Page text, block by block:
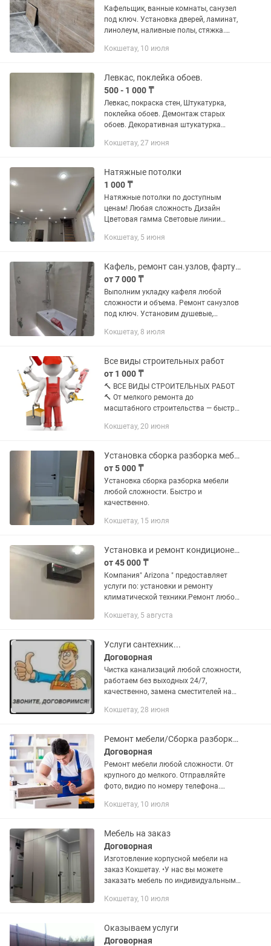
Кафельщик, ванные комнаты, санузел
под ключ. Установка дверей, ламинат,
линолеум, наливные полы, стяжка.
шумоизоляция полов, стен и потолков.
Кокшетау, 10 июля
Левкас, поклейка обоев.
500 - 1 000 ₸
Левкас, покраска стен, Штукатурка,
поклейка обоев. Демонтаж старых
обоев. Декоративная штукатурка
цементная, эпоксидная) Ремонт в
Кокшетау, 27 июня
Натяжные потолки
1 000 ₸
Натяжные потолки по доступным
ценам! Любая сложность Дизайн
Цветовая гамма Световые линии
Выведение и размещение световых
делаем...
Кокшетау, 5 июня
Кафель, ремонт сан.узлов, фартук, тв.зона
от 7 000 ₸
Выполним укладку кафеля любой
сложности и объема. Ремонт санузлов
под ключ. Установим душевые,
инсталляцию, наклеим фартук, запил
Кокшетау, 8 июля
Все виды строительных работ
от 1 000 ₸
🔨 ВСЕ ВИДЫ СТРОИТЕЛЬНЫХ РАБОТ
🔨 От мелкого ремонта до
масштабного строительства — быстро,
Капитальный и косметический ремонт
Строительство...
Кокшетау, 20 июня
Установка сборка разборка мебели.
от 5 000 ₸
Установка сборка разборка мебели
любой сложности. Быстро и
качественно.
Кокшетау, 15 июля
Установка и ремонт кондиционеров
от 45 000 ₸
Компания" Arizona " предоставляет
услуги по: установки и ремонту
климатической техники.Ремонт любой
обслуживание.Гарантия на все виды
Кокшетау, 5 августа
Услуги сантехник...
Договорная
Чистка канализаций любой сложности,
работаем без выходных 24/7,
качественно, замена сместителей на
случилось и мы с Вами решим как
Кокшетау, 28 июня
Ремонт мебели/Сборка разборка мебели/Мастер/Мебель/Кокшетау/Мебельщик
Договорная
Ремонт мебели любой сложности. От
крупного до мелкого. Отправляйте
фото, видио по номеру телефона.
•Установка вытяжек. •Сборка разборка
Кокшетау, 10 июля
Мебель на заказ
Договорная
Изготовление корпусной мебели на
заказ Кокшетау. •У нас вы можете
заказать мебель по индивидуальным
•Встроенные шкафы , также шкафы в
Кокшетау, 10 июля
Оказываем услуги
Договорная